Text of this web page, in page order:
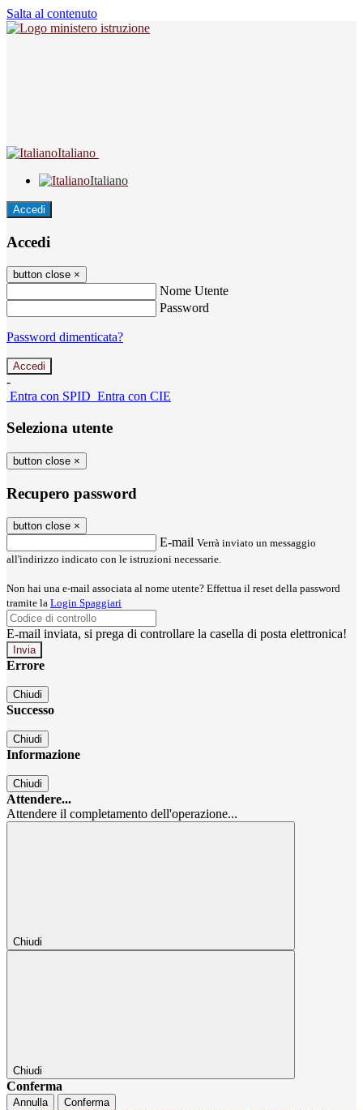
Salta al contenuto
Italiano
Italiano
Accedi
Accedi
button close ×
Nome Utente
Password
Password dimenticata?
-
Entra con SPID Entra con CIE
Seleziona utente
button close ×
Recupero password
button close ×
E-mail Verrà inviato un messaggio
all'indirizzo indicato con le istruzioni necessarie.
Non hai una e-mail associata al nome utente? Effettua il reset della password
tramite la Login Spaggiari
E-mail inviata, si prega di controllare la casella di posta elettronica!
Errore
Chiudi
Successo
Chiudi
Informazione
Chiudi
Attendere...
Attendere il completamento dell'operazione...
Chiudi
Chiudi
Conferma
Annulla Conferma